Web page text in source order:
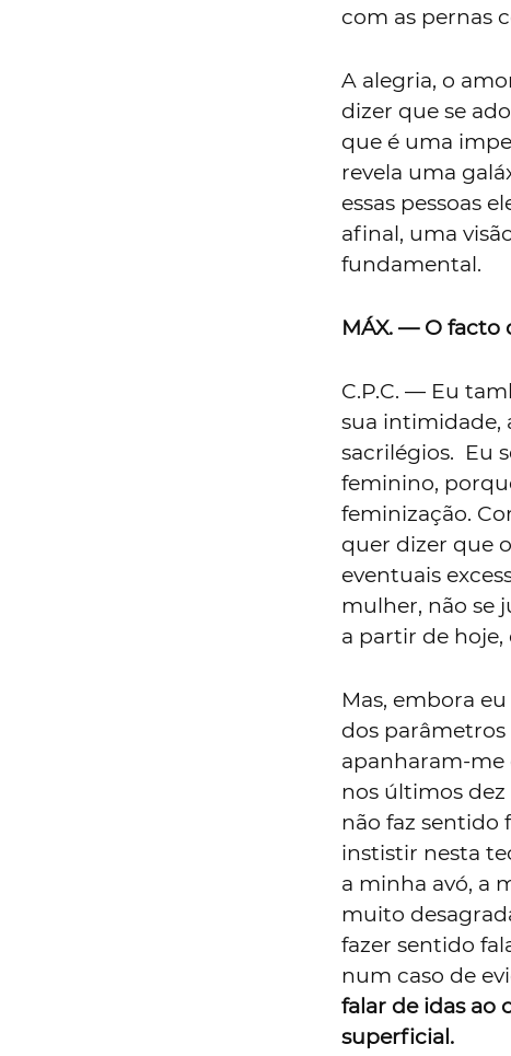
com as pernas
A alegria, o
dizer que se
que é uma
revela uma
essas pessoas
afinal, uma
fundamental.
MÁX. — O facto
C.P.C. — Eu
sua intimidade,
sacrilégios. Eu
feminino,
feminização.
quer dizer que
eventuais
mulher, não se
a partir de
Mas, embora
dos parâmetros
apanharam-me
nos últimos
não faz sentido
instistir nesta
a minha avó, a
muito
fazer sentido
num caso de
falar de idas ao
superficial.